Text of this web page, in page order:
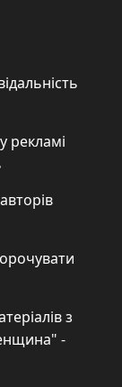
рекламі
з
-